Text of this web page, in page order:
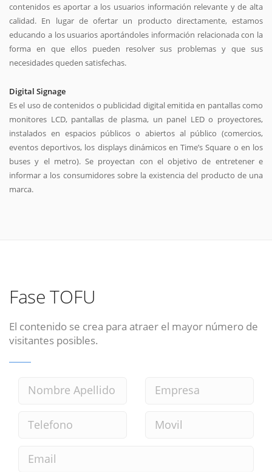
contenidos es aportar a los usuarios información relevante y de alta
calidad. En lugar de ofertar un producto directamente, estamos
educando a los usuarios aportándoles información relacionada con la
forma en que ellos pueden resolver sus problemas y que sus
necesidades queden satisfechas.
Digital Signage
Es el uso de contenidos o publicidad digital emitida en pantallas como
monitores LCD, pantallas de plasma, un panel LED o proyectores,
instalados en espacios públicos o abiertos al público (comercios,
eventos deportivos, los displays dinámicos en Time’s Square o en los
buses y el metro). Se proyectan con el objetivo de entretener e
informar a los consumidores sobre la existencia del producto de una
marca.
Fase TOFU
El contenido se crea para atraer el mayor número de
visitantes posibles.